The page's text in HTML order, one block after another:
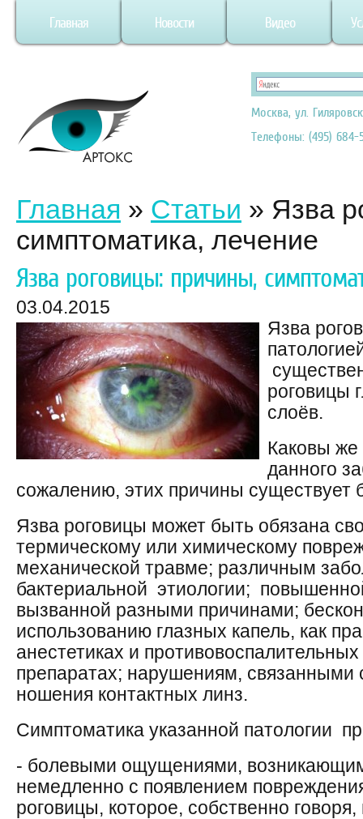
Главная Новости Видео
Москва, ул.
Телефоны: (495) 684-
Главная » Статьи » Язва
симптоматика, лечение
Язва роговицы: причины,
03.04.2015
Язва
роговицы
слоёв.
Каковы же
данного
сожалению, этих причины существует
Язва роговицы может быть обязана
термическому или химическому
механической травме; различным
бактериальной этиологии;
вызванной разными причинами;
использованию глазных капель, как
анестетиках и
препаратах; нарушениям,
ношения контактных линз.
Симптоматика указанной патологии
- болевыми ощущениями,
немедленно с появлением
роговицы, которое, собственно